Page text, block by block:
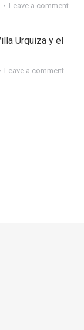
Leave a comment
Urquiza y el
Leave a comment